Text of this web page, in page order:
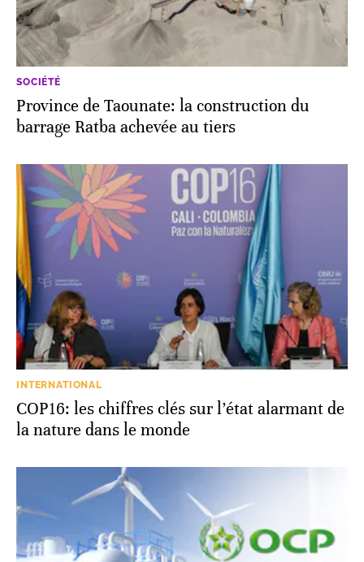
SOCIÉTÉ
Province de Taounate: la construction du
barrage Ratba achevée au tiers
INTERNATIONAL
COP16: les chiffres clés sur l’état alarmant de
la nature dans le monde